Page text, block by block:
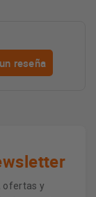
reseña
ofertas y